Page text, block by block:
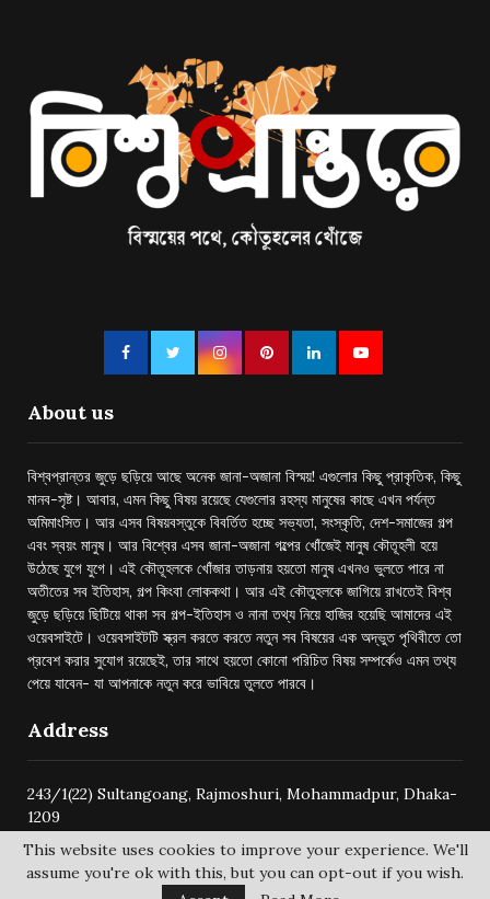
About us
বিশ্বপ্রান্তর জুড়ে ছড়িয়ে আছে অনেক জানা-অজানা বিস্ময়! এগুলোর কিছু প্রাকৃতিক, কিছু
মানব-সৃষ্ট। আবার, এমন কিছু বিষয় রয়েছে যেগুলোর রহস্য মানুষের কাছে এখন পর্যন্ত
অমিমাংসিত। আর এসব বিষয়বস্তুকে বিবর্তিত হচ্ছে সভ্যতা, সংস্কৃতি, দেশ-সমাজের গল্প
এবং স্বয়ং মানুষ। আর বিশ্বের এসব জানা-অজানা গল্পের খোঁজেই মানুষ কৌতূহলী হয়ে
উঠেছে যুগে যুগে। এই কৌতূহলকে খোঁজার তাড়নায় হয়তো মানুষ এখনও ভুলতে পারে না
অতীতের সব ইতিহাস, গল্প কিংবা লোককথা। আর এই কৌতুহলকে জাগিয়ে রাখতেই বিশ্ব
জুড়ে ছড়িয়ে ছিটিয়ে থাকা সব গল্প-ইতিহাস ও নানা তথ্য নিয়ে হাজির হয়েছি আমাদের এই
ওয়েবসাইটে। ওয়েবসাইটটি স্ক্রল করতে করতে নতুন সব বিষয়ের এক অদ্ভুত পৃথিবীতে তো
প্রবেশ করার সুযোগ রয়েছেই, তার সাথে হয়তো কোনো পরিচিত বিষয় সম্পর্কেও এমন তথ্য
পেয়ে যাবেন- যা আপনাকে নতুন করে ভাবিয়ে তুলতে পারবে।
Address
243/1(22) Sultangoang, Rajmoshuri, Mohammadpur, Dhaka-
1209
This website uses cookies to improve your experience. We'll
assume you're ok with this, but you can opt-out if you wish.